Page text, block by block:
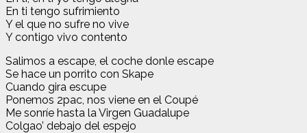
En ti tengo sufrimiento
Y el que no sufre no vive
Y contigo vivo contento
Salimos a escape, el coche donle escape
Se hace un porrito con Skape
Cuando gira escupe
Ponemos 2pac, nos viene en el Coupé
Me sonríe hasta la Virgen Guadalupe
Colgao’ debajo del espejo